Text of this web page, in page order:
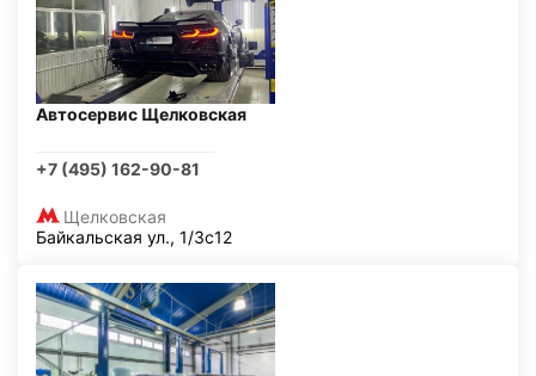
Автосервис Щелковская
+7 (495) 162-90-81
Щелковская
Байкальская ул., 1/3с12